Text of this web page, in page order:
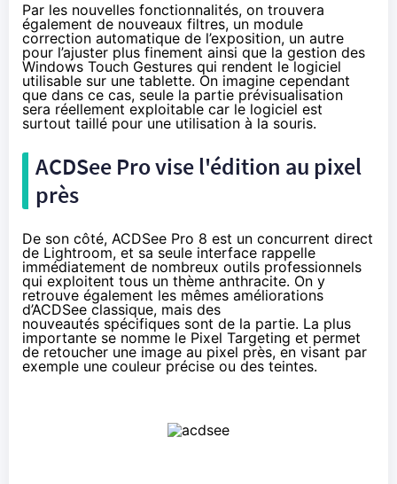
Par les nouvelles fonctionnalités, on trouvera
également de nouveaux filtres, un module
correction automatique de l’exposition, un autre
pour l’ajuster plus finement ainsi que la gestion des
Windows Touch Gestures qui rendent le logiciel
utilisable sur une tablette. On imagine cependant
que dans ce cas, seule la partie prévisualisation
sera réellement exploitable car le logiciel est
surtout taillé pour une utilisation à la souris.
ACDSee Pro vise l'édition au pixel
près
De son côté, ACDSee Pro 8 est un concurrent direct
de Lightroom, et sa seule interface rappelle
immédiatement de nombreux outils professionnels
qui exploitent tous un thème anthracite. On y
retrouve également les mêmes améliorations
d’ACDSee classique, mais des
nouveautés spécifiques sont de la partie. La plus
importante se nomme le Pixel Targeting et permet
de retoucher une image au pixel près, en visant par
exemple une couleur précise ou des teintes.